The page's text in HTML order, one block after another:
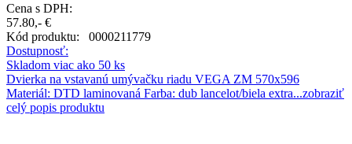
Cena s DPH:
57.80,- €
Kód produktu: 0000211779
Dostupnosť:
Skladom viac ako 50 ks
Dvierka na vstavanú umývačku riadu VEGA ZM 570x596
Materiál: DTD laminovaná Farba: dub lancelot/biela extra...zobraziť
celý popis produktu